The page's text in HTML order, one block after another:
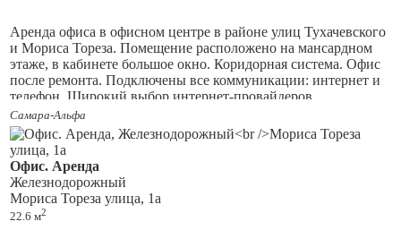
Подойдет под любой вид коммерческой деятельности.
Аренда офиса в офисном центре в районе улиц Тухачевского
и Мориса Тореза. Помещение расположено на мансардном
этаже, в кабинете большое окно. Коридорная система. Офис
после ремонта. Подключены все коммуникации: интернет и
телефон. Широкий выбор интернет-провайдеров.
Арендатору предоставляется место для парковки у входа в
здание. Имеется круглосуточная охрана, действует
пропускная система.
Здание обслуживается управляющей компанией. Аренда с
НДС, в стоимость арендных платежей не входят
коммунальные платежи. Возможно предоставление офисной
Самара-Альфа
Офис. Аренда
Железнодорожный
Мориса Тореза улица, 1а
22.6 м2